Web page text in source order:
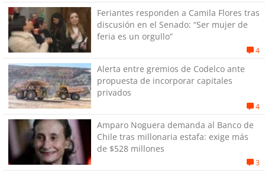
Feriantes responden a Camila Flores tras
discusión en el Senado: “Ser mujer de
feria es un orgullo”
4
Alerta entre gremios de Codelco ante
propuesta de incorporar capitales
privados
4
Amparo Noguera demanda al Banco de
Chile tras millonaria estafa: exige más
de $528 millones
3